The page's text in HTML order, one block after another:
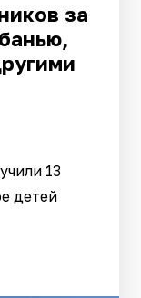
за
13
детей